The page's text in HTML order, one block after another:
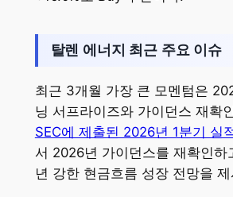
탈렌 에너지 최근 주요 이슈
최근 3개월 가장 큰 모멘텀은
닝 서프라이즈와 가이던스 재확
SEC에 제출된 2026년 1분기 실
서 2026년 가이던스를 재확인
년 강한 현금흐름 성장 전망을